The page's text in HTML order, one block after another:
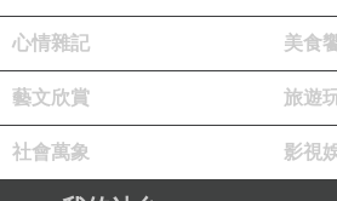
心情雜記 美食
藝文欣賞 旅遊
社會萬象 影視